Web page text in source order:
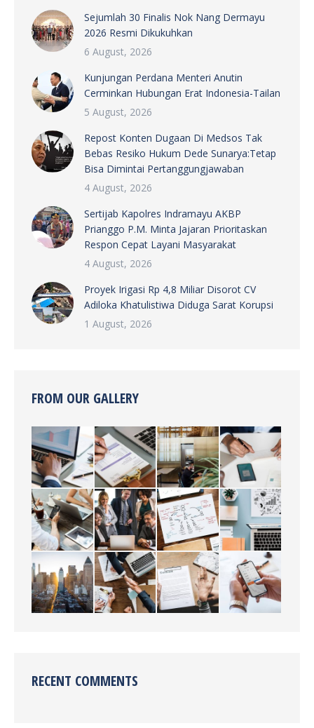
Sejumlah 30 Finalis Nok Nang Dermayu
2026 Resmi Dikukuhkan
6 August, 2026
Kunjungan Perdana Menteri Anutin
Cerminkan Hubungan Erat Indonesia-Tailan
5 August, 2026
Repost Konten Dugaan Di Medsos Tak
Bebas Resiko Hukum Dede Sunarya:Tetap
Bisa Dimintai Pertanggungjawaban
4 August, 2026
Sertijab Kapolres Indramayu AKBP
Prianggo P.M. Minta Jajaran Prioritaskan
Respon Cepat Layani Masyarakat
4 August, 2026
Proyek Irigasi Rp 4,8 Miliar Disorot CV
Adiloka Khatulistiwa Diduga Sarat Korupsi
1 August, 2026
FROM OUR GALLERY
RECENT COMMENTS